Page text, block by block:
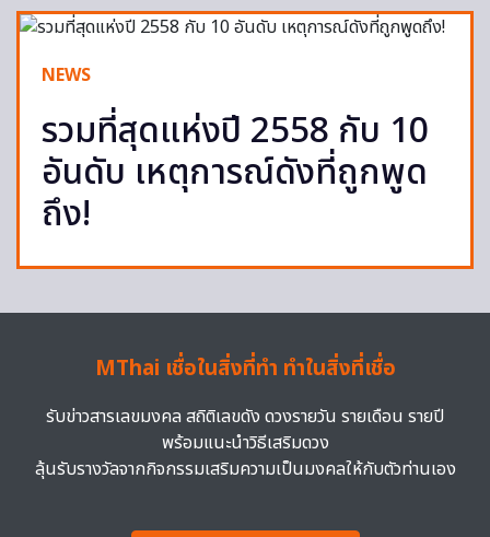
NEWS
รวมที่สุดแห่งปี 2558 กับ 10
อันดับ เหตุการณ์ดังที่ถูกพูด
ถึง!
MThai เชื่อในสิ่งที่ทำ ทำในสิ่งที่เชื่อ
รับข่าวสารเลขมงคล สถิติเลขดัง ดวงรายวัน รายเดือน รายปี
พร้อมแนะนำวิธีเสริมดวง
ลุ้นรับรางวัลจากกิจกรรมเสริมความเป็นมงคลให้กับตัวท่านเอง